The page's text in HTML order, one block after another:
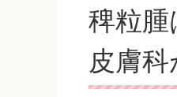
稗粒腫
皮膚